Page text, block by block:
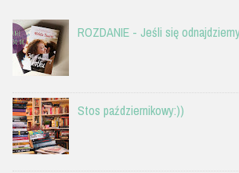
ROZDANIE - Jeśli się
Stos październikowy:))